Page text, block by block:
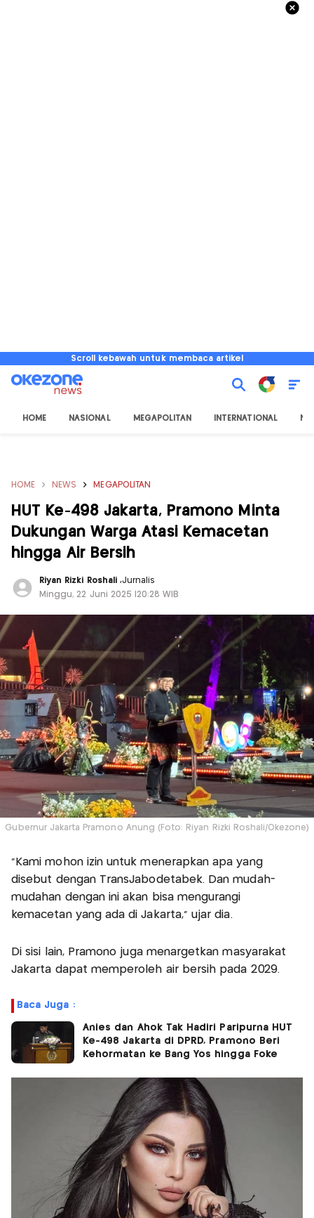
Scroll kebawah untuk membaca artikel
HOME NASIONAL MEGAPOLITAN INTERNATIONAL
HOME NEWS MEGAPOLITAN
HUT Ke-498 Jakarta, Pramono Minta
Dukungan Warga Atasi Kemacetan
hingga Air Bersih
Riyan Rizki Roshali ,Jurnalis
Minggu, 22 Juni 2025 |20:28 WIB
Gubernur Jakarta Pramono Anung (Foto: Riyan Rizki Roshali/Okezone)
"Kami mohon izin untuk menerapkan apa yang
disebut dengan TransJabodetabek. Dan mudah-
mudahan dengan ini akan bisa mengurangi
kemacetan yang ada di Jakarta,” ujar dia.
Di sisi lain, Pramono juga menargetkan masyarakat
Jakarta dapat memperoleh air bersih pada 2029.
Baca Juga :
Anies dan Ahok Tak Hadiri Paripurna HUT
Ke-498 Jakarta di DPRD, Pramono Beri
Kehormatan ke Bang Yos hingga Foke